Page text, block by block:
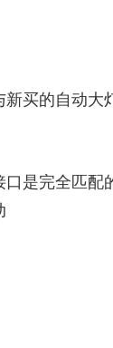
买的自动大
是完全匹配